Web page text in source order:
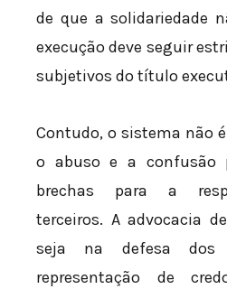
de que a solidariedade
execução deve seguir
subjetivos do título
Contudo, o sistema não
o abuso e a confusão
brechas para a
terceiros. A advocacia
seja na defesa
representação de